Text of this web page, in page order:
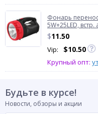
Фонарь
5W+25LED,
$11.50
Vip: $10.50
Крупный опт:
Будьте в курсе!
Новости, обзоры и акции